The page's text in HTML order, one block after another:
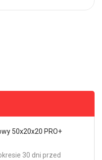
50x20x20 PRO+
30 dni przed